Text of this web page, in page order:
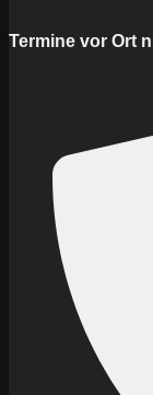
Termine vor Ort